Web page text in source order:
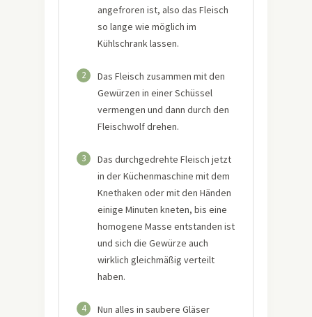
angefroren ist, also das Fleisch
so lange wie möglich im
Kühlschrank lassen.
2
Das Fleisch zusammen mit den
Gewürzen in einer Schüssel
vermengen und dann durch den
Fleischwolf drehen.
3
Das durchgedrehte Fleisch jetzt
in der Küchenmaschine mit dem
Knethaken oder mit den Händen
einige Minuten kneten, bis eine
homogene Masse entstanden ist
und sich die Gewürze auch
wirklich gleichmäßig verteilt
haben.
4
Nun alles in saubere Gläser